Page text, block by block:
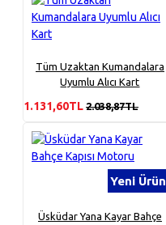
Tüm Uzaktan Kumandalara
Uyumlu Alıcı Kart
1.131,60TL 2.038,87TL
Yeni Ürün
Üsküdar Yana Kayar Bahçe